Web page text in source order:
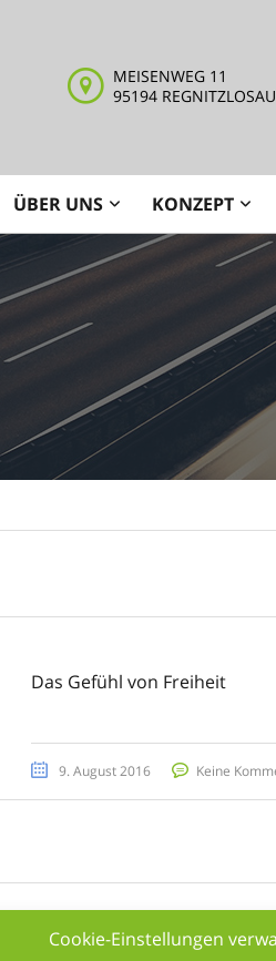
Cookie-Einstellungen
MEISENWEG 11
95194 REGNITZLOSAU
ÜBER UNS KONZEPT
Das Gefühl von Freiheit
9. August 2016 Keine
Porsche Cayman GT4